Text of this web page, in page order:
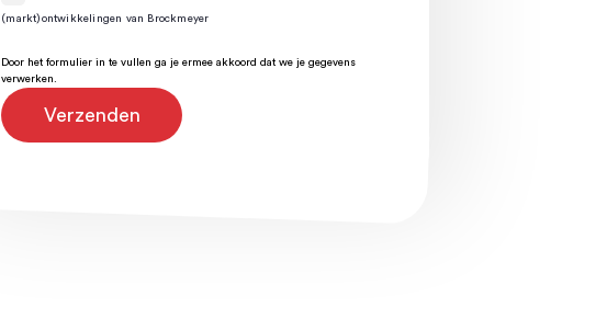
(markt)ontwikkelingen van Brockmeyer
Door het formulier in te vullen ga je ermee akkoord dat we je gegevens
verwerken.